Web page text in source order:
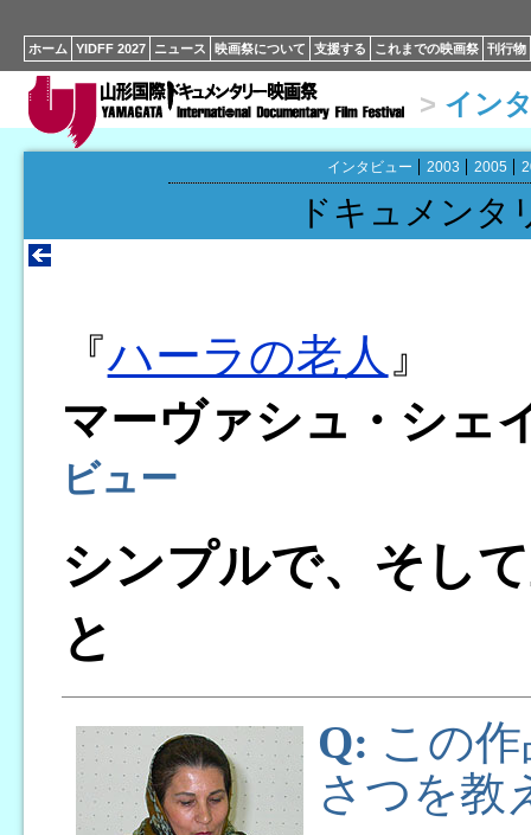
ホーム YIDFF 2027 ニュース 映画祭について 支援する これまでの映画祭 刊行物
> イン
インタビュー 2003 2005
ドキュメン
『ハーラの老人 』
マーヴァシュ・シェ
ビュー
シンプルで、そし
と
Q: この
さつを教